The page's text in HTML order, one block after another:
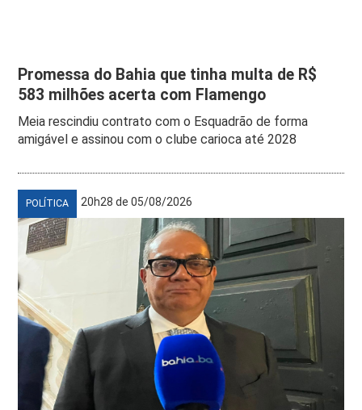
Promessa do Bahia que tinha multa de R$
583 milhões acerta com Flamengo
Meia rescindiu contrato com o Esquadrão de forma
amigável e assinou com o clube carioca até 2028
POLÍTICA 20h28 de 05/08/2026